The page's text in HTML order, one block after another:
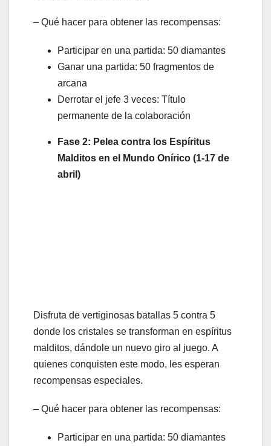
– Qué hacer para obtener las recompensas:
Participar en una partida: 50 diamantes
Ganar una partida: 50 fragmentos de
arcana
Derrotar el jefe 3 veces: Título
permanente de la colaboración
Fase 2: Pelea contra los Espíritus
Malditos en el Mundo Onírico (1-17 de
abril)
Disfruta de vertiginosas batallas 5 contra 5
donde los cristales se transforman en espíritus
malditos, dándole un nuevo giro al juego. A
quienes conquisten este modo, les esperan
recompensas especiales.
– Qué hacer para obtener las recompensas:
Participar en una partida: 50 diamantes